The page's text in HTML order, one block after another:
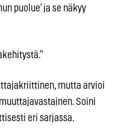
puolue’ ja se näkyy
mutta arvioi
Soini
eri sarjassa.